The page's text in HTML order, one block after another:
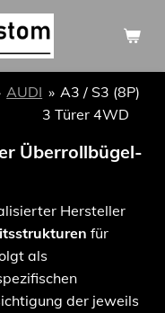
AUDI » A3 / S3 (8P)
3 Türer 4WD
Überrollbügel-
Hersteller
für
als
der jeweils